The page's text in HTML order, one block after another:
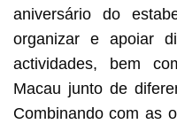
aniversário do
organizar e apoiar
actividades, bem
Macau junto de
Combinando com as